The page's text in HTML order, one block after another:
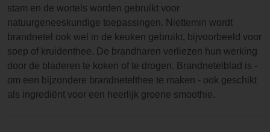
stam en de wortels worden gebruikt voor
natuurgeneeskundige toepassingen. Niettemin wordt
brandnetel ook wel in de keuken gebruikt, bijvoorbeeld voor
soep of kruidenthee. De brandharen verliezen hun werking
door de bladeren te koken of te drogen. Brandnetelblad is -
om een bijzondere brandnetelthee te maken - ook geschikt
als ingrediënt voor een heerlijk groene smoothie.